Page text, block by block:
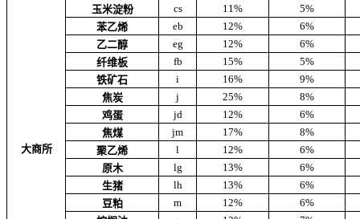
大商所
玉米淀粉 cs 11%
5%
苯乙烯
eb 12%
6%
乙二醇
eg 12%
6%
纤维板
fb 15%
5%
铁矿石
i 16%
9%
焦炭
j 25%
8%
鸡蛋
jd 12%
6%
焦煤
jm 17%
8%
聚乙烯
l 12%
6%
原木
lg 13%
6%
生猪
lh 13%
6%
豆粕
m 12%
6%